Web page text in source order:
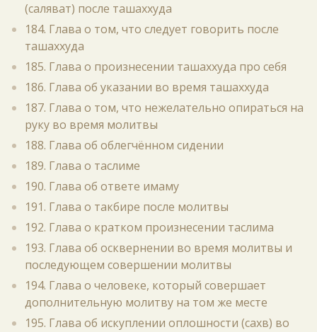
(саляват) после ташаххуда
184. Глава о том, что следует говорить после
ташаххуда
185. Глава о произнесении ташаххуда про себя
186. Глава об указании во время ташаххуда
187. Глава о том, что нежелательно опираться на
руку во время молитвы
188. Глава об облегчённом сидении
189. Глава о таслиме
190. Глава об ответе имаму
191. Глава о такбире после молитвы
192. Глава о кратком произнесении таслима
193. Глава об осквернении во время молитвы и
последующем совершении молитвы
194. Глава о человеке, который совершает
дополнительную молитву на том же месте
195. Глава об искуплении оплошности (сахв) во